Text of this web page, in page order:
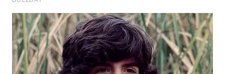
WN
MAJALENGKA
WN
SUBANG